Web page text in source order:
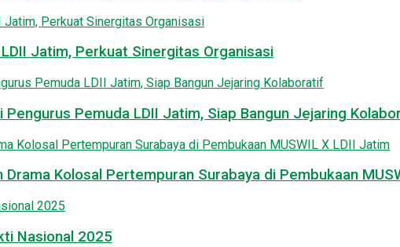
Jatim, Perkuat Sinergitas Organisasi
Pengurus Pemuda LDII Jatim, Siap Bangun Jejaring
Kolosal Pertempuran Surabaya di Pembukaan
Nasional 2025